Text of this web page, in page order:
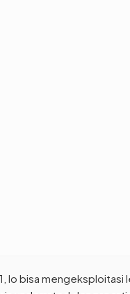
bisa mengeksploitasi